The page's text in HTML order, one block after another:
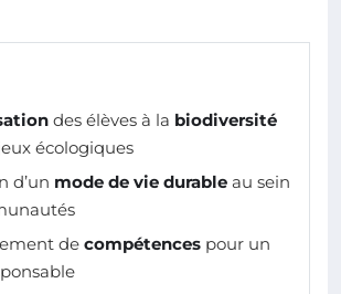
des élèves à la biodiversité
écologiques
d’un mode de vie durable au sein
de compétences pour un